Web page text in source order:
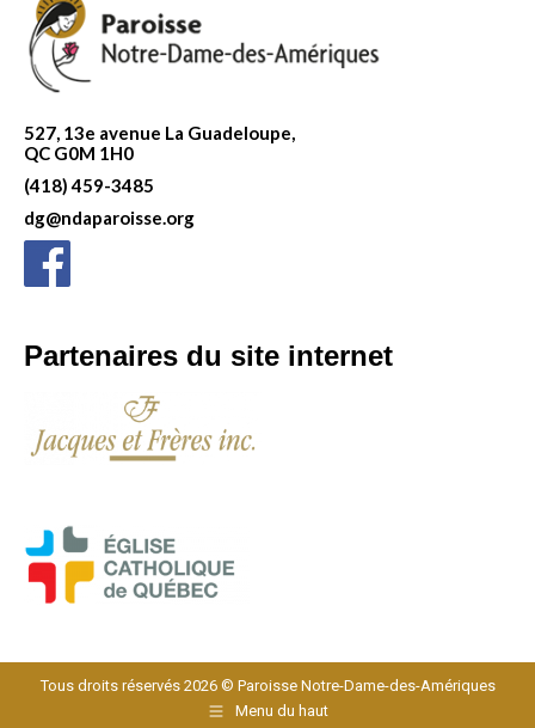
527, 13e avenue La Guadeloupe,
QC G0M 1H0
(418) 459-3485
dg@ndaparoisse.org
Partenaires du site internet
Tous droits réservés 2026 © Paroisse Notre-Dame-des-Amériques
Menu du haut